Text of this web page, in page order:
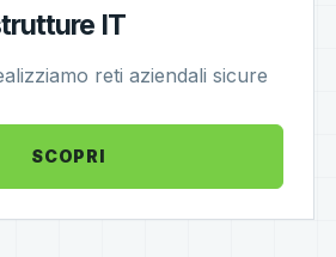
IT
reti aziendali sicure
SCOPRI